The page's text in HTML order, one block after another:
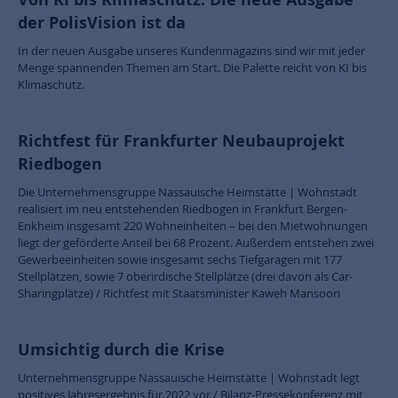
der PolisVision ist da
In der neuen Ausgabe unseres Kundenmagazins sind wir mit jeder
Menge spannenden Themen am Start. Die Palette reicht von KI bis
Klimaschutz.
Richtfest für Frankfurter Neubauprojekt
Riedbogen
Die Unternehmensgruppe Nassauische Heimstätte | Wohnstadt
realisiert im neu entstehenden Riedbogen in Frankfurt Bergen-
Enkheim insgesamt 220 Wohneinheiten – bei den Mietwohnungen
liegt der geförderte Anteil bei 68 Prozent. Außerdem entstehen zwei
Gewerbeeinheiten sowie insgesamt sechs Tiefgaragen mit 177
Stellplätzen, sowie 7 oberirdische Stellplätze (drei davon als Car-
Sharingplätze) / Richtfest mit Staatsminister Kaweh Mansoori
Umsichtig durch die Krise
Unternehmensgruppe Nassauische Heimstätte | Wohnstadt legt
positives Jahresergebnis für 2022 vor / Bilanz-Pressekonferenz mit